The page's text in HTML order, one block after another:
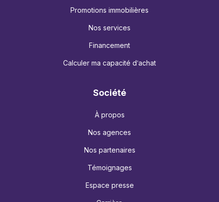
Promotions immobilières
Nos services
Financement
Calculer ma capacité d’achat
Société
À propos
Nos agences
Nos partenaires
Témoignages
Espace presse